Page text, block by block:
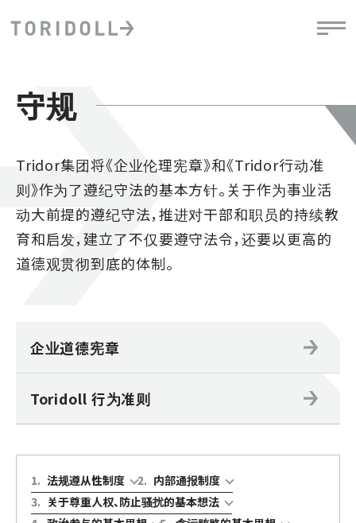
守规
Tridor集团将《企业伦理宪章》和《Tridor行动准
则》作为了遵纪守法的基本方针。关于作为事业活
动大前提的遵纪守法，推进对干部和职员的持续教
育和启发，建立了不仅要遵守法令，还要以更高的
道德观贯彻到底的体制。
企业道德宪章
Toridoll 行为准则
1. 法规遵从性制度 2. 内部通报制度
3. 关于尊重人权、防止骚扰的基本想法